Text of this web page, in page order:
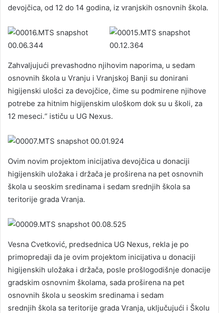
devojčica, od 12 do 14 godina, iz vranjskih osnovnih škola.
Zahvaljujući prevashodno njihovim naporima, u sedam
osnovnih škola u Vranju i Vranjskoj Banji su donirani
higijenski ulošci za devojčice, čime su podmirene njihove
potrebe za hitnim higijenskim uloškom dok su u školi, za
12 meseci.“ ističu u UG Nexus.
Ovim novim projektom inicijativa devojčica u donaciji
higijenskih uložaka i držača je proširena na pet osnovnih
škola u seoskim sredinama i sedam srednjih škola sa
teritorije grada Vranja.
Vesna Cvetković, predsednica UG Nexus, rekla je po
primopredaji da je ovim projektom inicijativa u donaciji
higijenskih uložaka i držača, posle prošlogodišnje donacije
gradskim osnovnim školama, sada proširena na pet
osnovnih škola u seoskim sredinama i sedam
srednjih škola sa teritorije grada Vranja, uključujući i Školu